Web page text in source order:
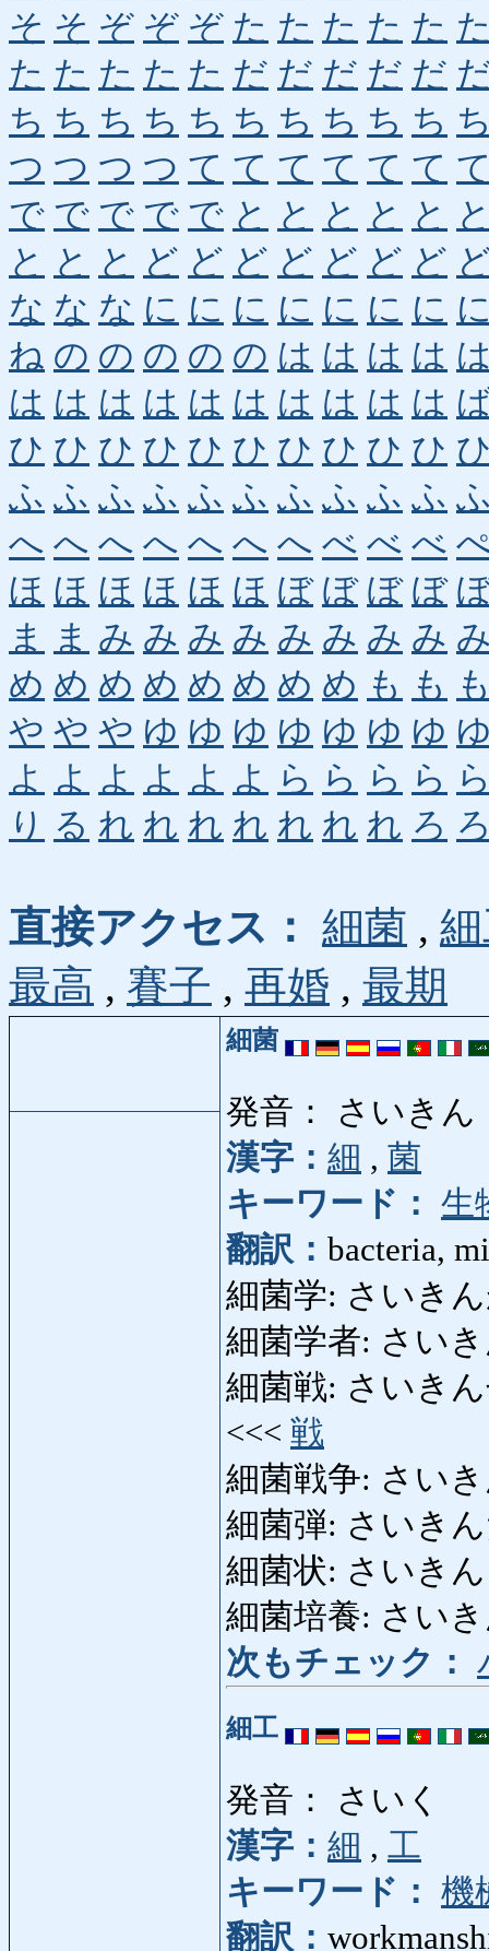
そ そ ぞ ぞ ぞ た た た た た
た た た た た だ だ だ だ だ
ち ち ち ち ち ち ち ち ち ち
つ つ つ つ て て て て て て
で で で で で と と と と と
と と と ど ど ど ど ど ど ど
な な な に に に に に に に
ね の の の の の は は は は
は は は は は は は は は は
ひ ひ ひ ひ ひ ひ ひ ひ ひ ひ
ふ ふ ふ ふ ふ ふ ふ ふ ふ ふ
へ へ へ へ へ へ へ べ べ べ
ほ ほ ほ ほ ほ ほ ぼ ぼ ぼ ぼ
ま
ま み み み み み み み み
め め め め め め め め も も
や や や ゆ ゆ ゆ ゆ ゆ ゆ ゆ
よ よ よ よ よ よ ら ら ら ら
り る れ れ れ れ れ れ れ ろ
直接アクセス： 細菌 ,
最高 , 賽子 , 再婚 , 最期
細菌
発音： さいきん
漢字： 細 , 菌
キーワード： 生
翻訳： bacteria,
細菌学: さいき
細菌学者: さい
細菌戦: さいきん
<<< 戦
細菌戦争: さい
細菌弾: さいき
細菌状: さいき
細菌培養: さい
次もチェック：
細工
発音： さいく
漢字： 細 , 工
キーワード： 機
翻訳：